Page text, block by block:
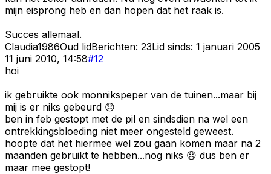
mijn eisprong heb en dan hopen dat het raak is.
Succes allemaal.
Claudia1986Oud lidBerichten: 23Lid sinds: 1 januari 2005
11 juni 2010, 14:58#12
hoi
ik gebruikte ook monnikspeper van de tuinen...maar bij
mij is er niks gebeurd 😞
ben in feb gestopt met de pil en sindsdien na wel een
ontrekkingsbloeding niet meer ongesteld geweest.
hoopte dat het hiermee wel zou gaan komen maar na 2
maanden gebruikt te hebben...nog niks 😞 dus ben er
maar mee gestopt!